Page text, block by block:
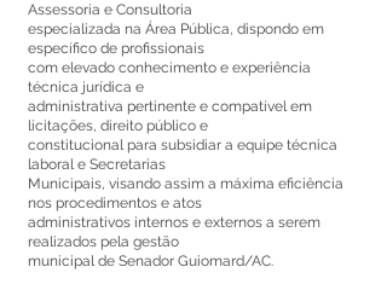
Assessoria e Consultoria
especializada na Área Pública, dispondo em
específico de profissionais
com elevado conhecimento e experiência
técnica jurídica e
administrativa pertinente e compatível em
licitações, direito público e
constitucional para subsidiar a equipe técnica
laboral e Secretarias
Municipais, visando assim a máxima eficiência
nos procedimentos e atos
administrativos internos e externos a serem
realizados pela gestão
municipal de Senador Guiomard/AC.